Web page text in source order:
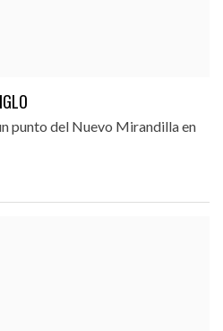
punto del Nuevo Mirandilla en